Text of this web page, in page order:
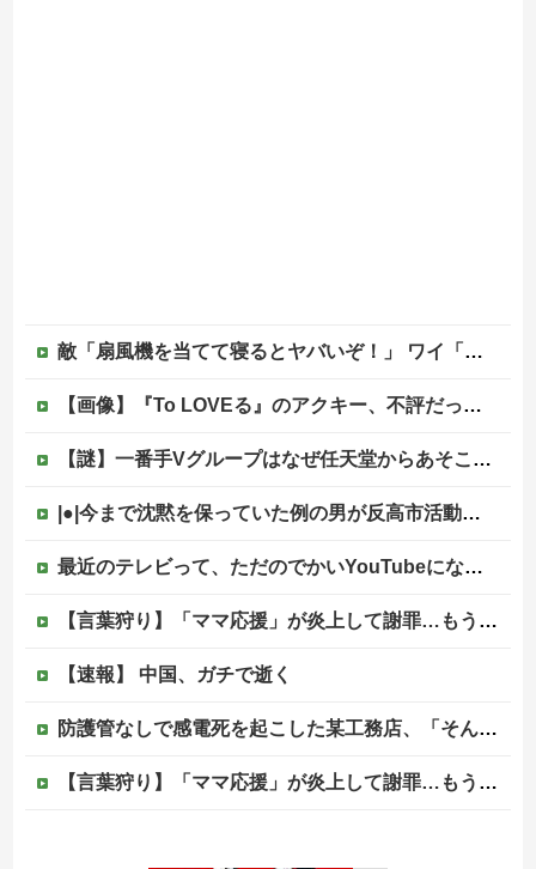
敵「扇風機を当てて寝るとヤバいぞ！」 ワイ「大丈夫やろｗｗｗ」扇風機ポチー
【画像】『To LOVEる』のアクキー、不評だった理由が明確すぎる
【謎】一番手Vグループはなぜ任天堂からあそこまで寵愛されるんだ？
|●|今まで沈黙を保っていた例の男が反高市活動を再開した模様、財務省を手を組んでの返り咲きが狙いか？
最近のテレビって、ただのでかいYouTubeになりつつあるよな他
【言葉狩り】「ママ応援」が炎上して謝罪…もう何も言えない
【速報】 中国、ガチで逝く
防護管なしで感電死を起こした某工務店、「そんな危険な現場お断りしますわ!と断って正解やったわ」と業者が業界事情を告白
【言葉狩り】「ママ応援」が炎上して謝罪…もう何も言えない